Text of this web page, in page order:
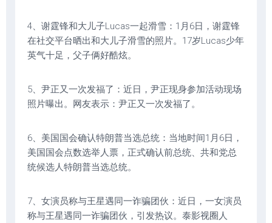
4、谢霆锋和大儿子Lucas一起滑雪：1月6日，谢霆锋
在社交平台晒出和大儿子滑雪的照片。17岁Lucas少年
英气十足，父子俩好酷炫。
5、尹正又一次发福了：近日，尹正现身参加活动现场
照片曝出。网友表示：尹正又一次发福了。
6、美国国会确认特朗普当选总统：当地时间1月6日，
美国国会点数选举人票，正式确认前总统、共和党总
统候选人特朗普当选总统。
7、女演员称与王星遇同一诈骗团伙：近日，一女演员
称与王星遇同一诈骗团伙，引发热议。泰影视圈人